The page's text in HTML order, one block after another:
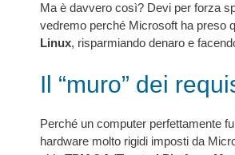
Ma è davvero così? Devi per forza
vedremo perché Microsoft ha preso
Linux, risparmiando denaro e
Il “muro” dei
Perché un computer perfettamente
hardware molto rigidi imposti da